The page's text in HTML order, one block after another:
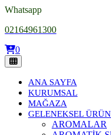
Whatsapp
02164961300
0
ANA SAYFA
KURUMSAL
MAĞAZA
GELENEKSEL
AROMALAR